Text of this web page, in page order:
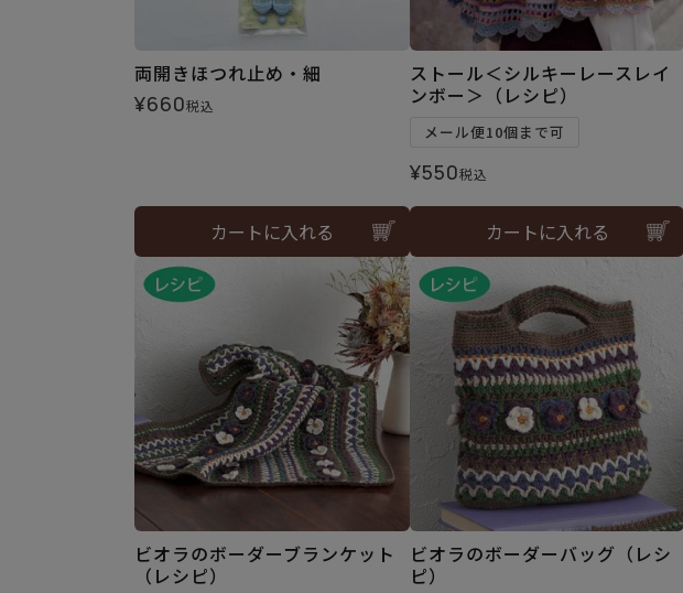
両開きほつれ止め・細
¥660税込
カートに入れる
ストール＜シルキーレースレイ
ンボー＞（レシピ）
メール便10個まで可
¥550税込
カートに入れる
ビオラのボーダーブランケット
（レシピ）
ビオラのボーダーバッグ（レシ
ピ）